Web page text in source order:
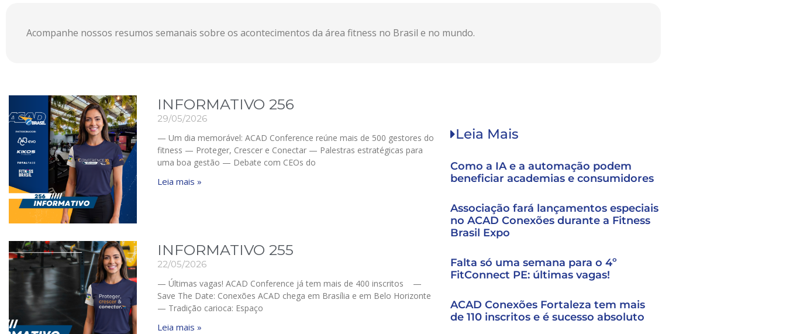
Acompanhe nossos resumos semanais sobre os acontecimentos da área fitness no Brasil e no mundo.
INFORMATIVO 256
29/05/2026
— Um dia memorável: ACAD Conference reúne mais de 500 gestores do
fitness — Proteger, Crescer e Conectar — Palestras estratégicas para
uma boa gestão — Debate com CEOs do
Leia mais »
INFORMATIVO 255
22/05/2026
— Últimas vagas! ACAD Conference já tem mais de 400 inscritos —
Save The Date: Conexões ACAD chega em Brasília e em Belo Horizonte
— Tradição carioca: Espaço
Leia mais »
Leia Mais
Como a IA e a automação podem
beneficiar academias e consumidores
Associação fará lançamentos especiais
no ACAD Conexões durante a Fitness
Brasil Expo
Falta só uma semana para o 4º
FitConnect PE: últimas vagas!
ACAD Conexões Fortaleza tem mais
de 110 inscritos e é sucesso absoluto